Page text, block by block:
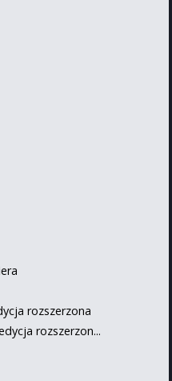
rozszerzona
rozszerzon...